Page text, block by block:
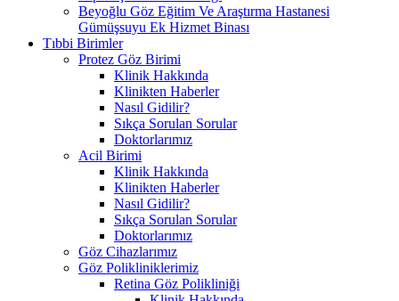
Beyoğlu Göz Eğitim Ve Araştırma Hastanesi
Gümüşsuyu Ek Hizmet Binası
Tıbbi Birimler
Protez Göz Birimi
Klinik Hakkında
Klinikten Haberler
Nasıl Gidilir?
Sıkça Sorulan Sorular
Doktorlarımız
Acil Birimi
Klinik Hakkında
Klinikten Haberler
Nasıl Gidilir?
Sıkça Sorulan Sorular
Doktorlarımız
Göz Cihazlarımız
Göz Polikliniklerimiz
Retina Göz Polikliniği